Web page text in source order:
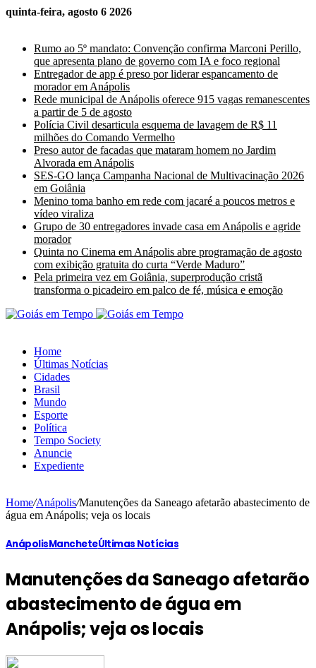
quinta-feira, agosto 6 2026
Rumo ao 5º mandato: Convenção confirma Marconi Perillo,
que apresenta plano de governo com IA e foco regional
Entregador de app é preso por liderar espancamento de
morador em Anápolis
Rede municipal de Anápolis oferece 915 vagas remanescentes
a partir de 5 de agosto
Polícia Civil desarticula esquema de lavagem de R$ 11
milhões do Comando Vermelho
Preso autor de facadas que mataram homem no Jardim
Alvorada em Anápolis
SES-GO lança Campanha Nacional de Multivacinação 2026
em Goiânia
Menino toma banho em rede com jacaré a poucos metros e
vídeo viraliza
Grupo de 30 entregadores invade casa em Anápolis e agride
morador
Quinta no Cinema em Anápolis abre programação de agosto
com exibição gratuita do curta “Verde Maduro”
Pela primeira vez em Goiânia, superprodução cristã
transforma o picadeiro em palco de fé, música e emoção
Home
Últimas Notícias
Cidades
Brasil
Mundo
Esporte
Política
Tempo Society
Anuncie
Expediente
Home/Anápolis/Manutenções da Saneago afetarão abastecimento de
água em Anápolis; veja os locais
AnápolisMancheteÚltimas Notícias
Manutenções da Saneago afetarão
abastecimento de água em
Anápolis; veja os locais